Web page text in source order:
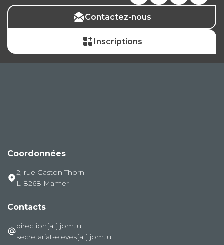
Contactez-nous
Inscriptions
Coordonnées
2, rue Gaston Thorn
L-8268 Mamer
Contacts
direction[at]ljbm.lu
secretariat-eleves[at]ljbm.lu